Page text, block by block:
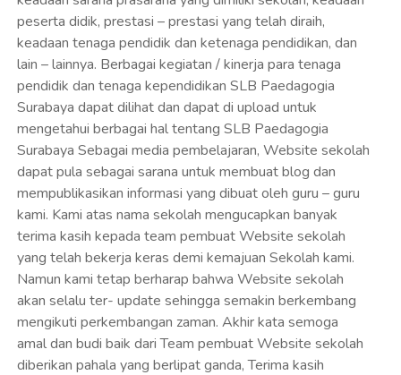
peserta didik, prestasi – prestasi yang telah diraih,
keadaan tenaga pendidik dan ketenaga pendidikan, dan
lain – lainnya. Berbagai kegiatan / kinerja para tenaga
pendidik dan tenaga kependidikan SLB Paedagogia
Surabaya dapat dilihat dan dapat di upload untuk
mengetahui berbagai hal tentang SLB Paedagogia
Surabaya Sebagai media pembelajaran, Website sekolah
dapat pula sebagai sarana untuk membuat blog dan
mempublikasikan informasi yang dibuat oleh guru – guru
kami. Kami atas nama sekolah mengucapkan banyak
terima kasih kepada team pembuat Website sekolah
yang telah bekerja keras demi kemajuan Sekolah kami.
Namun kami tetap berharap bahwa Website sekolah
akan selalu ter- update sehingga semakin berkembang
mengikuti perkembangan zaman. Akhir kata semoga
amal dan budi baik dari Team pembuat Website sekolah
diberikan pahala yang berlipat ganda, Terima kasih